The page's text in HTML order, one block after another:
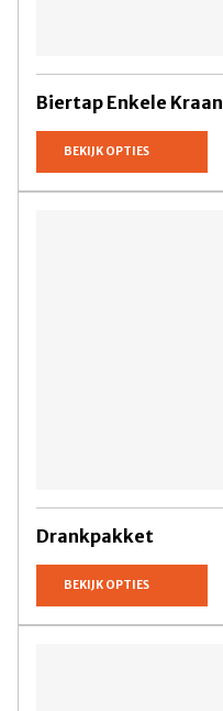
Biertap Enkele Kraan
BEKIJK OPTIES
Drankpakket
BEKIJK OPTIES